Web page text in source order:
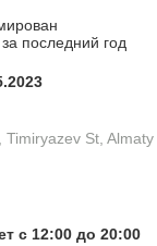
последний год
Timiryazev St,
с 12:00 до 20:00